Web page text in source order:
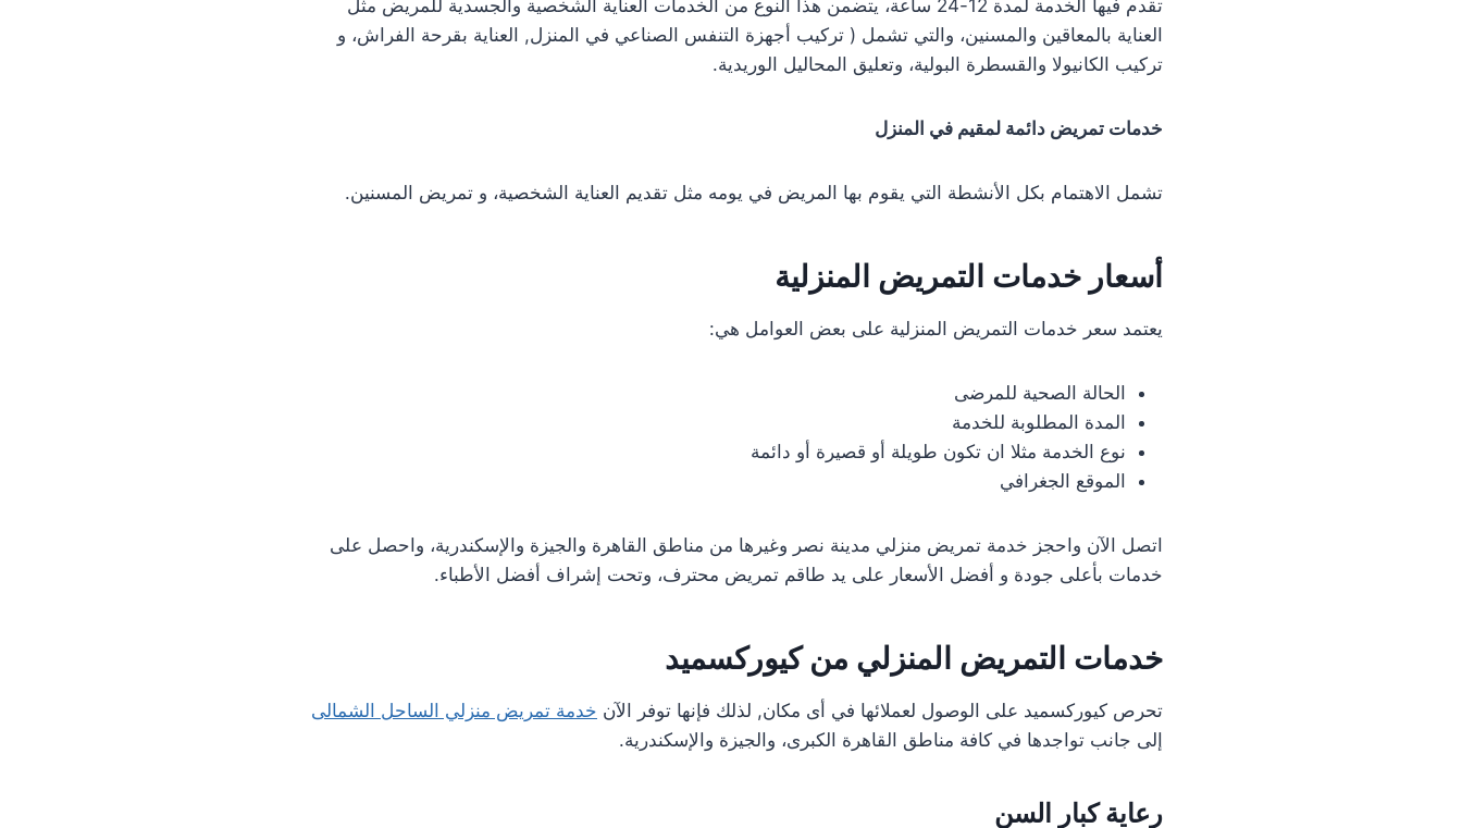
تقدم فيها الخدمة لمدة 12-24 ساعة، يتضمن هذا النوع من الخدمات العناية الشخصية والجسدية للمريض مثل
العناية بالمعاقين والمسنين، والتي تشمل ( تركيب أجهزة التنفس الصناعي في المنزل, العناية بقرحة الفراش، و
تركيب الكانيولا والقسطرة البولية، وتعليق المحاليل الوريدية.
خدمات تمريض دائمة لمقيم في المنزل
تشمل الاهتمام بكل الأنشطة التي يقوم بها المريض في يومه مثل تقديم العناية الشخصية، و تمريض المسنين.
أسعار خدمات التمريض المنزلية
يعتمد سعر خدمات التمريض المنزلية على بعض العوامل هي:
الحالة الصحية للمرضى
المدة المطلوبة للخدمة
نوع الخدمة مثلا ان تكون طويلة أو قصيرة أو دائمة
الموقع الجغرافي
اتصل الآن واحجز خدمة تمريض منزلي مدينة نصر وغيرها من مناطق القاهرة والجيزة والإسكندرية، واحصل على
خدمات بأعلى جودة و أفضل الأسعار على يد طاقم تمريض محترف، وتحت إشراف أفضل الأطباء.
خدمات التمريض المنزلي من كيوركسميد
تحرص كيوركسميد على الوصول لعملائها في أى مكان, لذلك فإنها توفر الآن خدمة تمريض منزلي الساحل الشمالى
إلى جانب تواجدها في كافة مناطق القاهرة الكبرى، والجيزة والإسكندرية.
رعاية كبار السن